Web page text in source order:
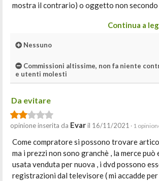
mostra il contrario) o oggetto non
Continua a
Nessuno
Commissioni altissime, non fa niente
e utenti molesti
Da evitare
opinione inserita da Evaril 16/11/2021 · 1
Come compratore si possono trovare
ma i prezzi non sono granchè , la merce
usata venduta per nuova , i dvd possono
registrazioni dal televisore ( mi accadde